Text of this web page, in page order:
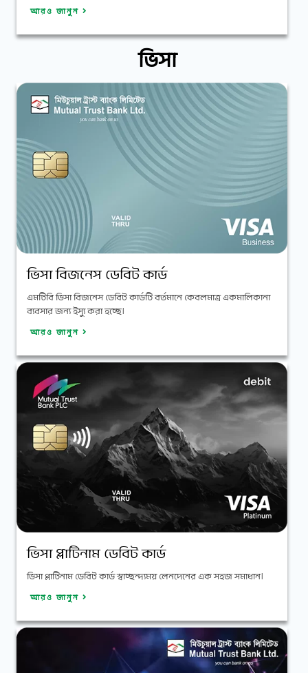
আরও জানুন
ভিসা
ভিসা বিজনেস ডেবিট কার্ড
এমটিবি ভিসা বিজনেস ডেবিট কার্ডটি বর্তমানে কেবলমাত্র একমালিকানা
ব্যবসার জন্য ইস্যু করা হচ্ছে।
আরও জানুন
ভিসা প্লাটিনাম ডেবিট কার্ড
ভিসা প্লাটিনাম ডেবিট কার্ড স্বাচ্ছন্দ্যময় লেনদেনের এক সহজ সমাধান।
আরও জানুন